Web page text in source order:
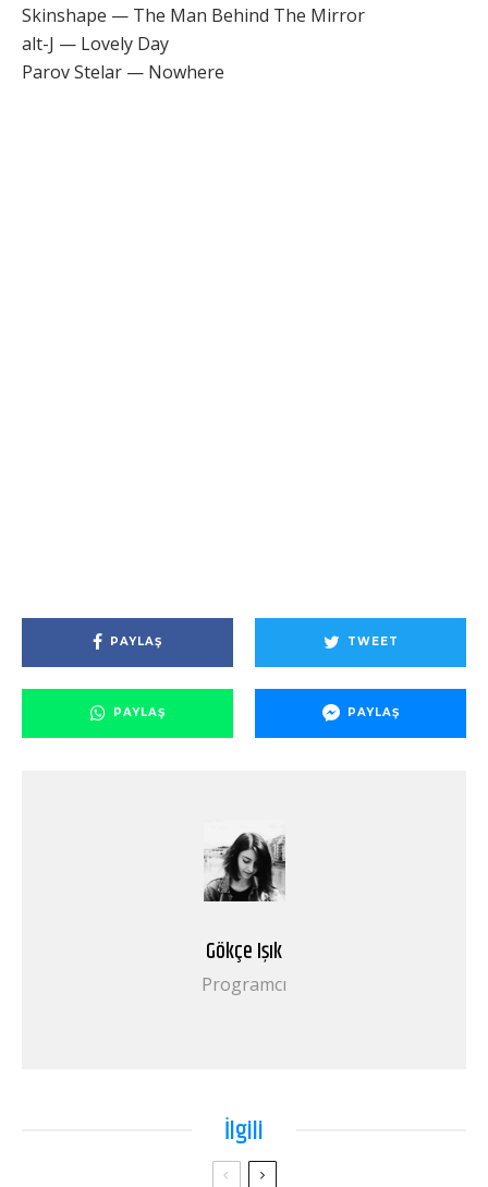
Skinshape — The Man Behind The Mirror
alt-J — Lovely Day
Parov Stelar — Nowhere
PAYLAŞ TWEET
PAYLAŞ PAYLAŞ
Gökçe Işık
Programcı
İlgili